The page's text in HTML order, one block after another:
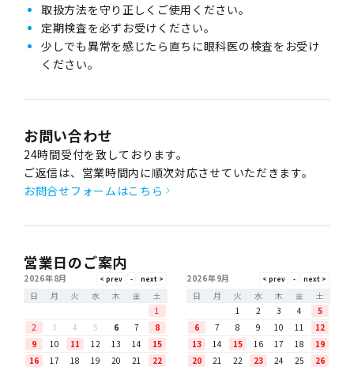
取扱方法を守り正しくご使用ください。
定期検査を必ずお受けください。
少しでも異常を感じたら直ちに眼科医の検査をお受け
ください。
お問い合わせ
24時間受付を致しております。
ご返信は、営業時間内に順次対応させていただきます。
お問合せフォームはこちら
営業日のご案内
2026年8月
日
月 火 水 木 金
土
1
2
3 4 5 6 7
8
9
10 11 12 13 14
15
16
17 18 19 20 21
22
2026年9月
日
月 火 水 木 金
土
1
2 3 4
5
6
7 8 9 10 11
12
13
14 15 16 17 18
19
20
21 22 23 24 25
26